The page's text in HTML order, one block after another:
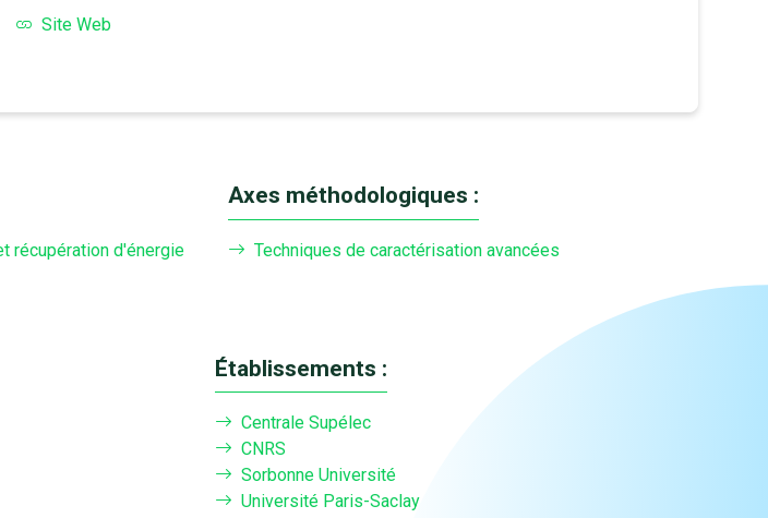
Site Web
récupération d'énergie
Axes méthodologiques :
Techniques de caractérisation avancées
Établissements :
Centrale Supélec
CNRS
Sorbonne Université
Université Paris-Saclay